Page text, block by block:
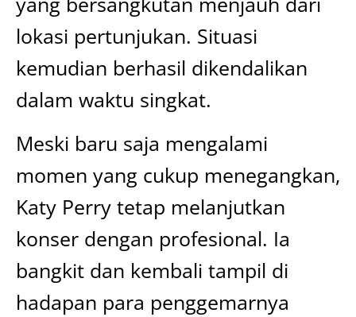
lokasi pertunjukan. Situasi
kemudian berhasil dikendalikan
dalam waktu singkat.
Meski baru saja mengalami
momen yang cukup menegangkan,
Katy Perry tetap melanjutkan
konser dengan profesional. Ia
bangkit dan kembali tampil di
hadapan para penggemarnya